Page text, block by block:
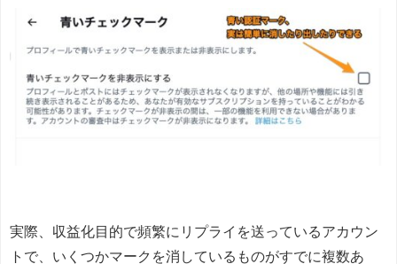
実際、収益化目的で頻繁にリプライを送っているアカウン
トで、いくつかマークを消しているものがすでに複数あ